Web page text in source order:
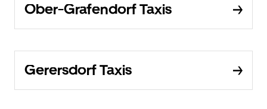
Ober-Grafendorf Taxis
Gerersdorf Taxis